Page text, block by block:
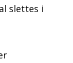
slettes i